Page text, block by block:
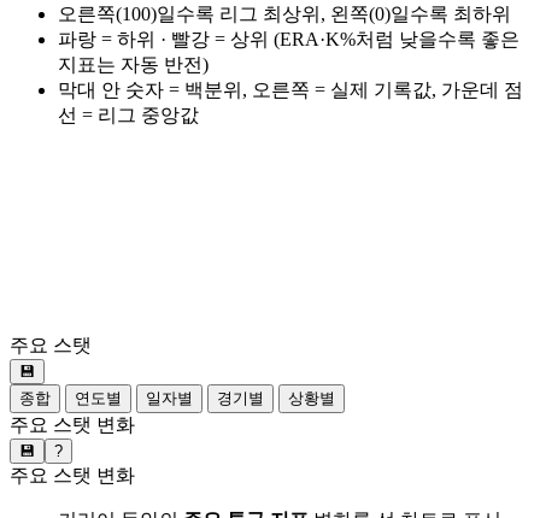
오른쪽(100)일수록 리그 최상위, 왼쪽(0)일수록 최하위
파랑 = 하위 · 빨강 = 상위 (ERA·K%처럼 낮을수록 좋은
지표는 자동 반전)
막대 안 숫자 = 백분위, 오른쪽 = 실제 기록값, 가운데 점
선 = 리그 중앙값
주요 스탯
💾
종합
연도별 일자별 경기별 상황별
주요 스탯 변화
💾 ?
주요 스탯 변화